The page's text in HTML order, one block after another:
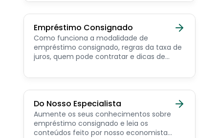
Empréstimo Consignado
Como funciona a modalidade de
empréstimo consignado, regras da taxa de
juros, quem pode contratar e dicas de
Do Nosso Especialista
Aumente os seus conhecimentos sobre
empréstimo consignado e leia os
conteúdos feito por nosso economista